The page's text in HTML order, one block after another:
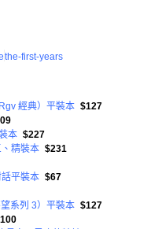
the-first-years
經典）平裝本 $127
本 $227
精裝本 $231
平裝本 $67
系列 3）平裝本 $127